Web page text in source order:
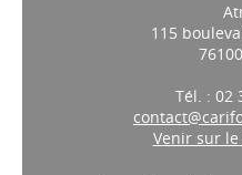
115
Tél. : 02
Venir sur